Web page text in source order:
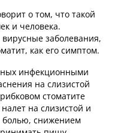
о том, что такой
и человека.
заболевания,
как его симптом.
инфекционными
на слизистой
стоматите
на слизистой и
болью, снижением